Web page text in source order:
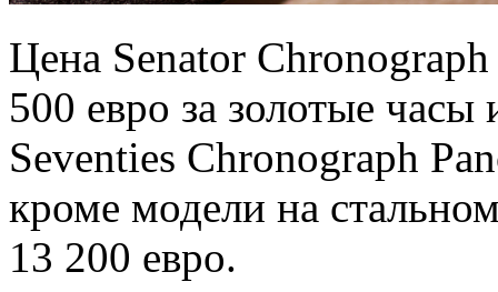
Цена Senator Chronograph
500 евро за золотые
Seventies Chronograph
кроме модели на
13 200 евро.